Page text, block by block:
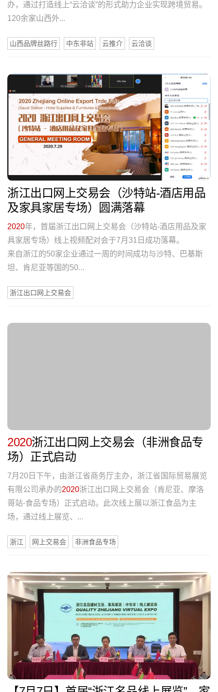
办，通过打造线上“云洽谈”的形式助力企业实现跨境贸易。
120余家山西外...
山西品牌丝路行 中东非站 云推介 云洽谈
浙江出口网上交易会（沙特站-酒店用品
及家具家居专场）圆满落幕
2020年，首届浙江出口网上交易会（沙特站-酒店用品及家
具家居专场）线上视频配对会于7月31日成功落幕。
来自浙江的50家企业通过一周的时间成功与沙特、巴基斯
坦、肯尼亚等国的50...
浙江出口网上交易会
2020浙江出口网上交易会（非洲食品专
场）正式启动
7月20日下午，由浙江省商务厅主办，浙江省国际贸易展览
有限公司承办的2020浙江出口网上交易会（肯尼亚、摩洛
哥站-食品专场）正式启动。此次线上展以浙江食品为主
场，通过线上展览、...
浙江 网上交易会 非洲食品专场